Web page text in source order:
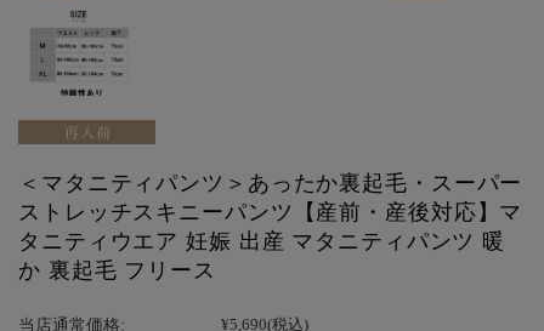
＜マタニティパンツ＞あったか裏起毛・スーパー
ストレッチスキニーパンツ【産前・産後対応】マ
タニティウエア 妊娠 出産 マタニティパンツ 暖
か 裏起毛 フリース
当店通常価格: ¥5,690(税込)